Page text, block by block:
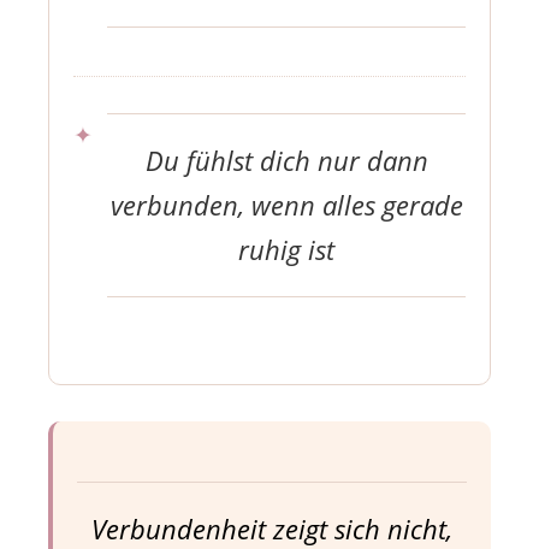
Du fühlst dich nur dann
verbunden, wenn alles gerade
ruhig ist
Verbundenheit zeigt sich nicht,